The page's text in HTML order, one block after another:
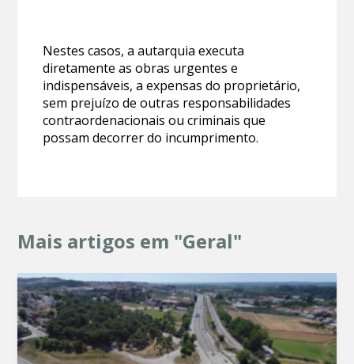
Nestes casos, a autarquia executa
diretamente as obras urgentes e
indispensáveis, a expensas do proprietário,
sem prejuízo de outras responsabilidades
contraordenacionais ou criminais que
possam decorrer do incumprimento.
Mais artigos em "Geral"